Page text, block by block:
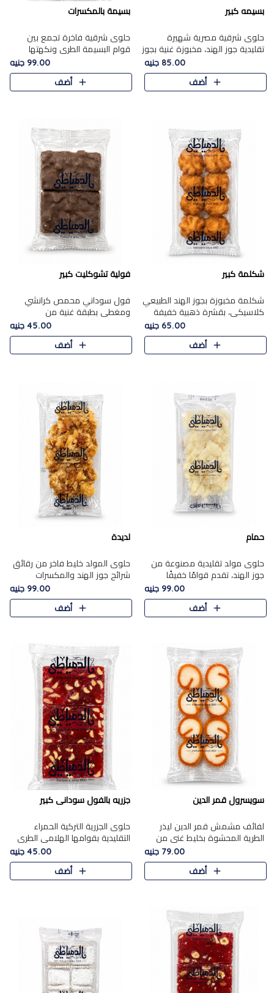
بسيمه كبير
حلوى شرقية مصرية شهيرة
تقليدية جوز الهند، مخبوزة غنية بجوز
الهند، بلمسه ذهبية وتتميز بقوامها
المرمل وطعمها اللذيذ الذي يشبه
البسبوسة. تُخبز..
85.00 جنيه
أضف
بسيمة بالمكسرات
حلوى شرقية فاخرة تجمع بين
قوام البسيمة الطري ونكهتها
الغنية، مزينة بتشكيلة مختارة من
اللوز والبندق والمكسرات الفاخرة.
مزيج متوازن من القوام ..
99.00 جنيه
أضف
شكلمة كبير
شكلمة مخبوزة بجوز الهند الطبيعي
كلاسيكي، بقشرة ذهبية خفيفة
وقلب طري رطب يذوب في الفم،
تمنحك المذاق الشرقي الحلو الأصيل
التقليدي في كل لقمة.
65.00 جنيه
أضف
فولية تشوكليت كبير
فول سوداني محمص كرانشي
ومغطى بطبقة غنية من
الشوكولاتة، يجمع بين طعم
القرمشة الأصيلة الكلاسكيكية
التقليدية للفول السوداني وحلاوة
45.00 جنيه
أضف
حمام
حلوى مولد تقليدية مصنوعة من
جوز الهند، تقدم قوامًا خفيفًا
ونكهة شرقية أصيلة تجسد روح
الـموسم الأعياد.
99.00 جنيه
أضف
لديدة
حلوى المولد خليط فاخر من رقائق
شرائح جوز الهند والمكسرات
المحمصة، متماسك بشراب حلاوة
الكراميل الخفيفة ليمنحك قرمشة
غنية ومذاقًا شرقيًا أصيلً..
99.00 جنيه
أضف
سويسرول قمر الدين
لفائف مشمش قمر الدين ليذر
الطرية المحشوة بخليط غني من
جوز الهند الأبيض والمكسرات
الفاخرة، يقدم المذاق الحلو
الطبيعي لقمر الدين و تجمع بين
79.00 جنيه
أضف
جزريه بالفول سودانى كبير
حلوى الجزرية التركية الحمراء
التقليدية بقوامها الهلامي الطري
ولونها الأحمر المميز، محشوة
بسخاء بالفول السوداني المحمص
لتمنحك توازنًا رائعًا ..
45.00 جنيه
أضف